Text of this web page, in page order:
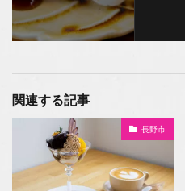
関連する記事
長野市